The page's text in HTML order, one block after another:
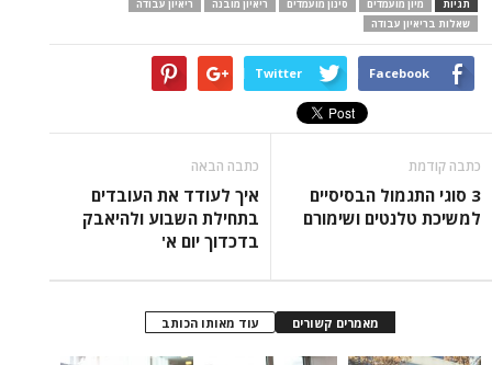
תגיות מיון מועמדים סינון מועמדים ריאיון מובנה
ריאיון עבודה
שאלות בריאיון עבודה
Facebook
Twitter
כתבה קודמת
3 סוגי התגמול הבסיסיים
למשיכת טלנטים ושימורם
כתבה הבאה
איך לעודד את העובדים
בתחילת השבוע ולהיאבק
בדכדוך יום א'
מאמרים קשורים עוד מאותו הכותב